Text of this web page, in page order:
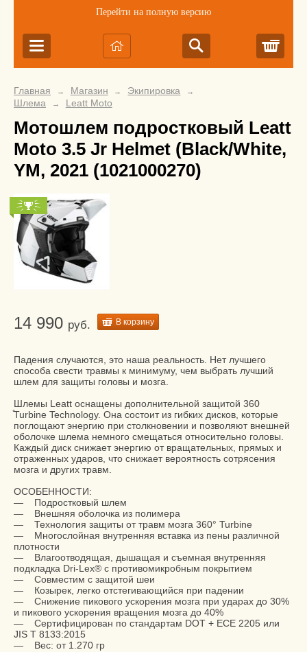
Перейти на полную версию
Главная → Магазин → Экипировка →
Шлема → Leatt Moto
Мотошлем подростковый Leatt
Moto 3.5 Jr Helmet (Black/White,
YM, 2021 (1021000270)
14 990 руб. В корзину
Падения случаются, это наша реальность. Нет лучшего
способа свести травмы к минимуму, чем выбрать лучший
шлем для защиты головы и мозга.
Шлемы Leatt оснащены дополнительной защитой 360
̊Turbine Technology. Она состоит из гибких дисков, которые
поглощают энергию при столкновении и позволяют внешней
оболочке шлема немного смещаться относительно головы.
Каждый диск снижает энергию от вращательных, прямых и
отраженных ударов, что снижает вероятность сотрясения
мозга и других травм.
ОСОБЕННОСТИ:
— Подростковый шлем
— Внешняя оболочка из полимера
— Технология защиты от травм мозга 360° Turbine
— Многослойная внутренняя вставка из пены различной
плотности
— Влагоотводящая, дышащая и съемная внутренняя
подкладка Dri-Lex® с противомикробным покрытием
— Совместим с защитой шеи
— Козырек, легко отстегивающийся при падении
— Снижение пикового ускорения мозга при ударах до 30%
и пикового ускорения вращения мозга до 40%
— Сертифицирован по стандартам DOT + ECE 2205 или
JIS T 8133:2015
— Вес: от 1.270 гр